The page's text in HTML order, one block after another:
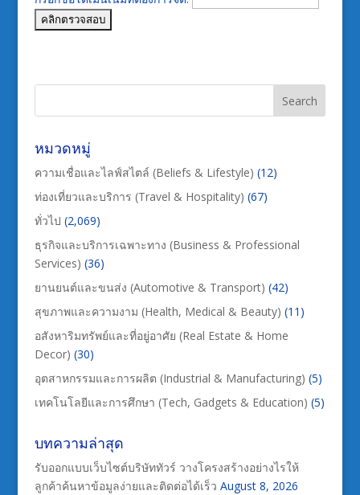
หมวดหมู่
ความเชื่อและไลฟ์สไตล์ (Beliefs & Lifestyle) (12)
ท่องเที่ยวและบริการ (Travel & Hospitality) (67)
ทั่วไป (2,069)
ธุรกิจและบริการเฉพาะทาง (Business & Professional
Services) (36)
ยานยนต์และขนส่ง (Automotive & Transport) (42)
สุขภาพและความงาม (Health, Medical & Beauty) (11)
อสังหาริมทรัพย์และที่อยู่อาศัย (Real Estate & Home
Decor) (30)
อุตสาหกรรมและการผลิต (Industrial & Manufacturing) (5)
เทคโนโลยีและการศึกษา (Tech, Gadgets & Education) (5)
บทความล่าสุด
รับออกแบบเว็บไซต์บริษัททัวร์ วางโครงสร้างอย่างไรให้
ลูกค้าค้นหาข้อมูลง่ายและติดต่อได้เร็ว August 8, 2026